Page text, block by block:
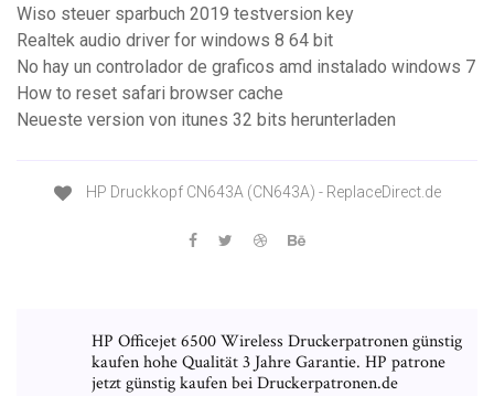
Wiso steuer sparbuch 2019 testversion key
Realtek audio driver for windows 8 64 bit
No hay un controlador de graficos amd instalado windows 7
How to reset safari browser cache
Neueste version von itunes 32 bits herunterladen
HP Druckkopf CN643A (CN643A) - ReplaceDirect.de
HP Officejet 6500 Wireless Druckerpatronen günstig
kaufen hohe Qualität 3 Jahre Garantie. HP patrone
jetzt günstig kaufen bei Druckerpatronen.de